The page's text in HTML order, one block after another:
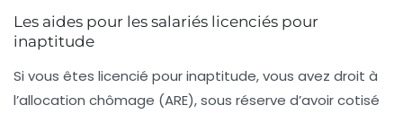
Les aides pour les salariés licenciés pour
inaptitude
Si vous êtes licencié pour inaptitude, vous avez droit à
l’allocation chômage (ARE), sous réserve d’avoir cotisé